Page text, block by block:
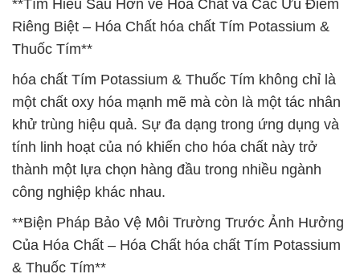
**Tìm Hiểu Sâu Hơn về Hóa Chất và Các Ưu Điểm
Riêng Biệt – Hóa Chất hóa chất Tím Potassium &
Thuốc Tím**
hóa chất Tím Potassium & Thuốc Tím không chỉ là
một chất oxy hóa mạnh mẽ mà còn là một tác nhân
khử trùng hiệu quả. Sự đa dạng trong ứng dụng và
tính linh hoạt của nó khiến cho hóa chất này trở
thành một lựa chọn hàng đầu trong nhiều ngành
công nghiệp khác nhau.
**Biện Pháp Bảo Vệ Môi Trường Trước Ảnh Hưởng
Của Hóa Chất – Hóa Chất hóa chất Tím Potassium
& Thuốc Tím**